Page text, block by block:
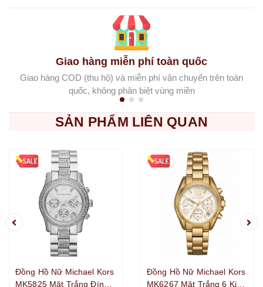
Giao hàng miễn phí toàn quốc
Giao hàng COD (thu hộ) và miễn phí vận chuyển trên toàn
quốc, không phân biệt vùng miền
SẢN PHẨM LIÊN QUAN
Đồng Hồ Nữ Michael Kors
MK5825 Mặt Trắng Đính
Đồng Hồ Nữ Michael Kors
MK6267 Mặt Trắng 6 Kim